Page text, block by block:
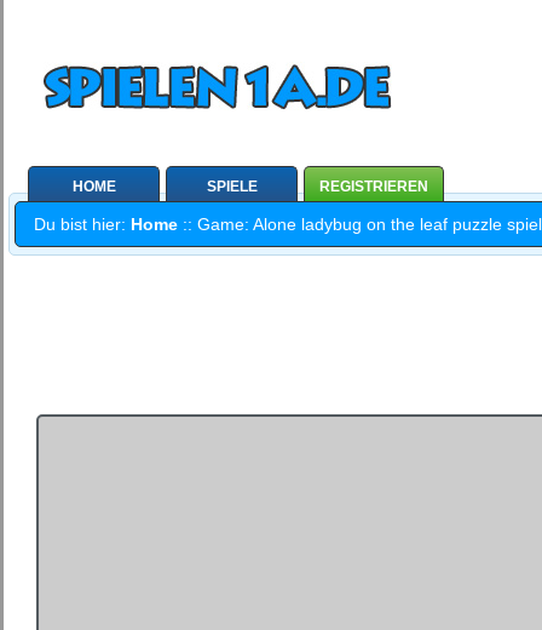
Du bist hier: Home :: Game: Alone ladybug on the leaf puzzle
HOME SPIELE REGISTRIEREN